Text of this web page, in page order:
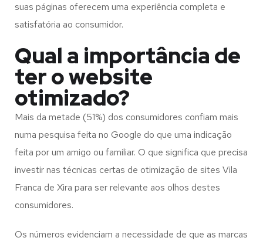
suas páginas oferecem uma experiência completa e
satisfatória ao consumidor.
Qual a importância de
ter o website
otimizado?
Mais da metade (51%) dos consumidores confiam mais
numa pesquisa feita no Google do que uma indicação
feita por um amigo ou familiar. O que significa que precisa
investir nas técnicas certas de otimização de sites Vila
Franca de Xira para ser relevante aos olhos destes
consumidores.
Os números evidenciam a necessidade de que as marcas